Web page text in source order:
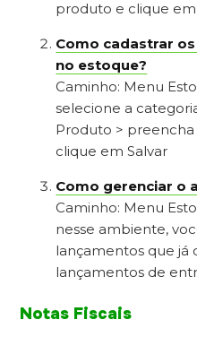
produto e clique em
Como cadastrar
no estoque?
Caminho: Menu
selecione a
Produto >
clique em Salvar
Como gerenciar o
Caminho: Menu
nesse ambiente,
lançamentos que já
lançamentos de
Notas Fiscais